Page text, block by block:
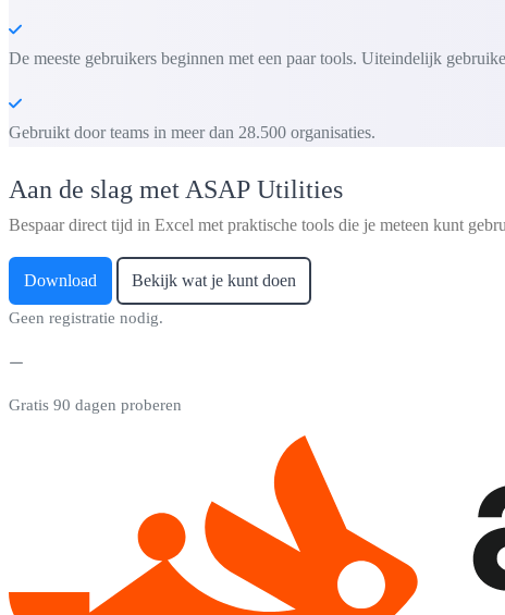
De meeste gebruikers beginnen met een paar tools. Uiteindelijk
Gebruikt door teams in meer dan 28.500 organisaties.
Aan de slag met ASAP Utilities
Bespaar direct tijd in Excel met praktische tools die je meteen kunt
Download Bekijk wat je kunt doen
Geen registratie nodig.
Gratis 90 dagen proberen